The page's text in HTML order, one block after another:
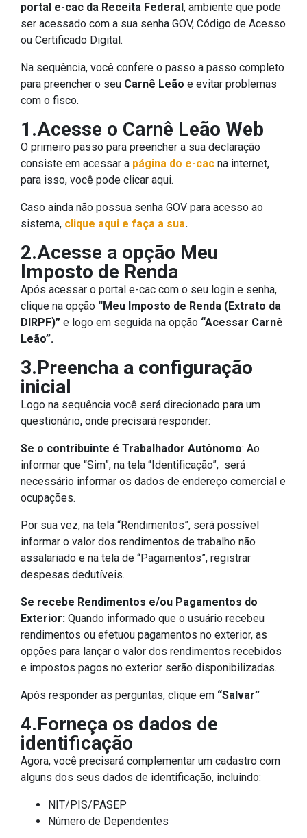
portal e-cac da Receita Federal, ambiente que pode
ser acessado com a sua senha GOV, Código de Acesso
ou Certificado Digital.
Na sequência, você confere o passo a passo completo
para preencher o seu Carnê Leão e evitar problemas
com o fisco.
1.Acesse o Carnê Leão Web
O primeiro passo para preencher a sua declaração
consiste em acessar a página do e-cac na internet,
para isso, você pode clicar aqui.
Caso ainda não possua senha GOV para acesso ao
sistema, clique aqui e faça a sua.
2.Acesse a opção Meu
Imposto de Renda
Após acessar o portal e-cac com o seu login e senha,
clique na opção “Meu Imposto de Renda (Extrato da
DIRPF)” e logo em seguida na opção “Acessar Carnê
Leão”.
3.Preencha a configuração
inicial
Logo na sequência você será direcionado para um
questionário, onde precisará responder:
Se o contribuinte é Trabalhador Autônomo: Ao
informar que “Sim”, na tela “Identificação”, será
necessário informar os dados de endereço comercial e
ocupações.
Por sua vez, na tela “Rendimentos”, será possível
informar o valor dos rendimentos de trabalho não
assalariado e na tela de “Pagamentos”, registrar
despesas dedutíveis.
Se recebe Rendimentos e/ou Pagamentos do
Exterior: Quando informado que o usuário recebeu
rendimentos ou efetuou pagamentos no exterior, as
opções para lançar o valor dos rendimentos recebidos
e impostos pagos no exterior serão disponibilizadas.
Após responder as perguntas, clique em “Salvar”
4.Forneça os dados de
identificação
Agora, você precisará complementar um cadastro com
alguns dos seus dados de identificação, incluindo:
NIT/PIS/PASEP
Número de Dependentes